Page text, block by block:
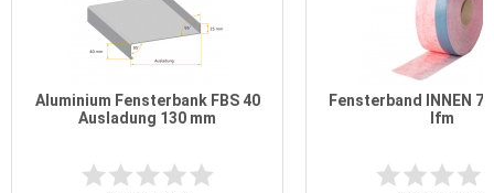
Aluminium Fensterbank FBS 40
Ausladung 130 mm
Fensterband INNEN
lfm